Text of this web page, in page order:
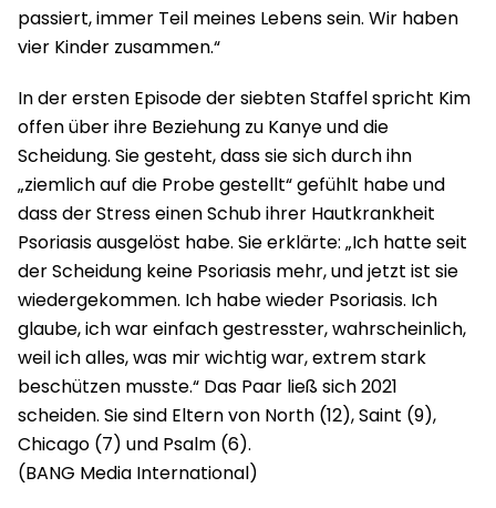
passiert, immer Teil meines Lebens sein. Wir haben
vier Kinder zusammen.“
In der ersten Episode der siebten Staffel spricht Kim
offen über ihre Beziehung zu Kanye und die
Scheidung. Sie gesteht, dass sie sich durch ihn
„ziemlich auf die Probe gestellt“ gefühlt habe und
dass der Stress einen Schub ihrer Hautkrankheit
Psoriasis ausgelöst habe. Sie erklärte: „Ich hatte seit
der Scheidung keine Psoriasis mehr, und jetzt ist sie
wiedergekommen. Ich habe wieder Psoriasis. Ich
glaube, ich war einfach gestresster, wahrscheinlich,
weil ich alles, was mir wichtig war, extrem stark
beschützen musste.“ Das Paar ließ sich 2021
scheiden. Sie sind Eltern von North (12), Saint (9),
Chicago (7) und Psalm (6).